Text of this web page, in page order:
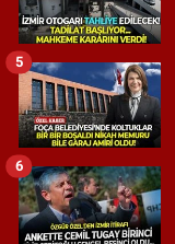
5
6